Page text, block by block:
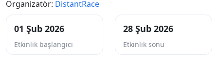
Organizatör: DistantRace
01 Şub 2026
Etkinlik başlangıcı
28 Şub 2026
Etkinlik sonu